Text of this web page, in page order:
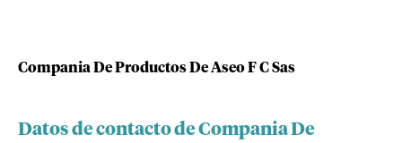
Compania De Productos De Aseo F C Sas
Datos de contacto de Compania De